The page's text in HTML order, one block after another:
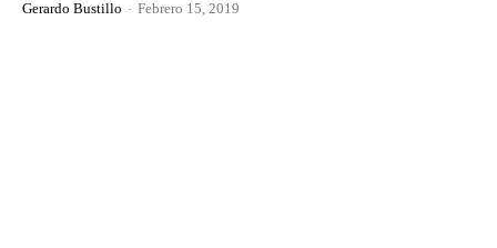
Gerardo Bustillo - Febrero 15, 2019